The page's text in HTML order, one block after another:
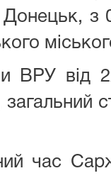
Донецьк, з
ВРУ
час